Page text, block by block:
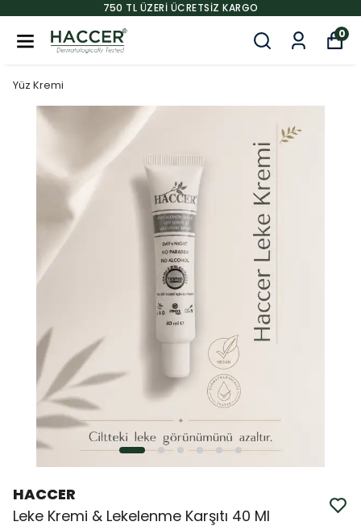
750 TL ÜZERI ÜCRETSIZ KARGO
0
Yüz Kremi
HACCER
Leke Kremi & Lekelenme Karşıtı 40 Ml